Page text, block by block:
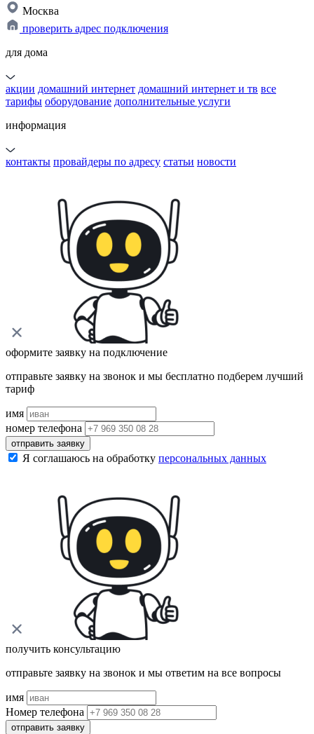
Москва
проверить адрес подключения
для дома
акции домашний интернет домашний интернет и тв все
тарифы оборудование дополнительные услуги
информация
контакты провайдеры по адресу статьи новости
оформите заявку на подключение
отправьте заявку на звонок и мы бесплатно подберем лучший
тариф
имя
номер телефона
отправить заявку
Я соглашаюсь на обработку персональных данных
получить консультацию
отправьте заявку на звонок и мы ответим на все вопросы
имя
Номер телефона
отправить заявку